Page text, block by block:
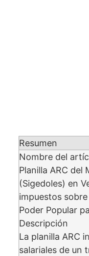
Resumen
Nombre del
Planilla ARC del
(Sigedoles) en
impuestos
Poder Popular
Descripción
La planilla ARC
salariales de un